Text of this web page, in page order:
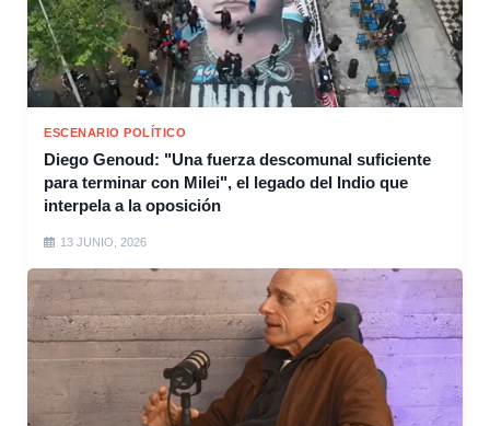
ESCENARIO POLÍTICO
Diego Genoud: "Una fuerza descomunal suficiente
para terminar con Milei", el legado del Indio que
interpela a la oposición
13 JUNIO, 2026